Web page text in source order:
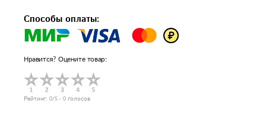
Способы оплаты:
Нравится? Оцените товар:
Рейтинг: 0/5 - 0 голосов